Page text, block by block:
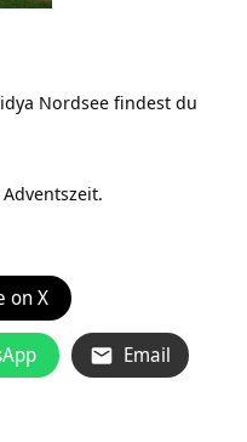
Nordsee findest du
on X
Email